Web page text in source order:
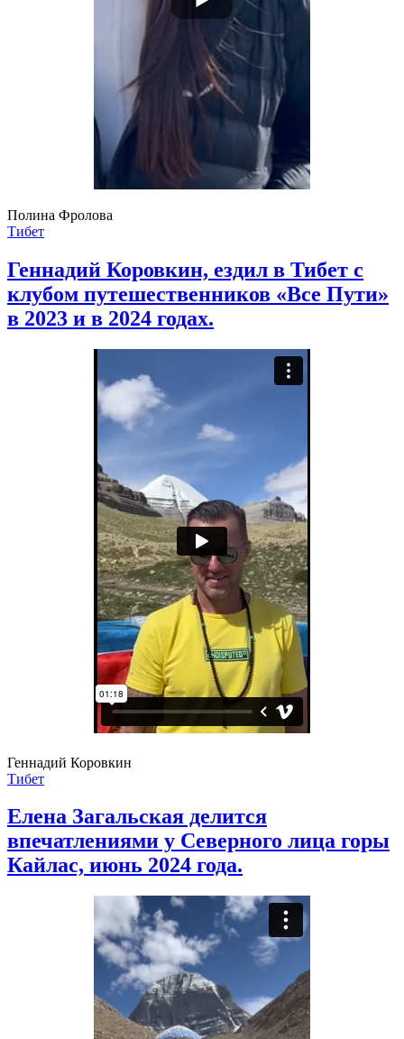
Полина Фролова
Тибет
Геннадий Коровкин, ездил в Тибет с
клубом путешественников «Все Пути»
в 2023 и в 2024 годах.
Геннадий Коровкин
Тибет
Елена Загальская делится
впечатлениями у Северного лица горы
Кайлас, июнь 2024 года.